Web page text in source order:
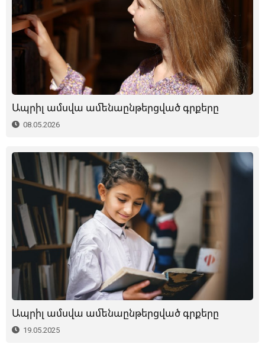
Ապրիլ ամսվա ամենաընթերցված գրքերը
08.05.2026
Ապրիլ ամսվա ամենաընթերցված գրքերը
19.05.2025